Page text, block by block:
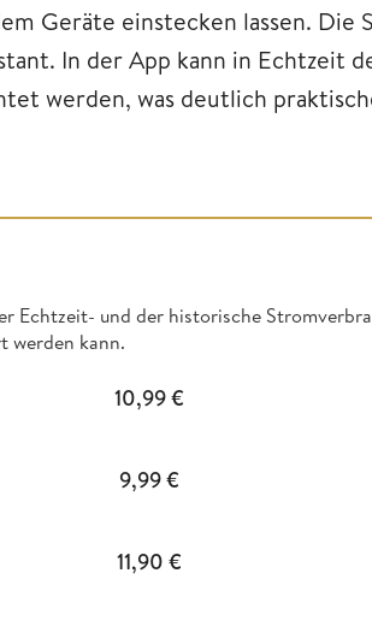
Geräte einstecken lassen. Die
In der App kann in Echtzeit
werden, was deutlich
Echtzeit- und der historische
werden kann.
10,99€
9,99€
11,90 €